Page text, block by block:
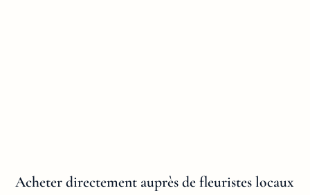
Acheter directement auprès de fleuristes locaux